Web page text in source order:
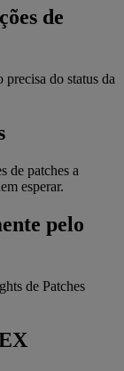
de
do status da
de patches a
esperar.
pelo
de Patches